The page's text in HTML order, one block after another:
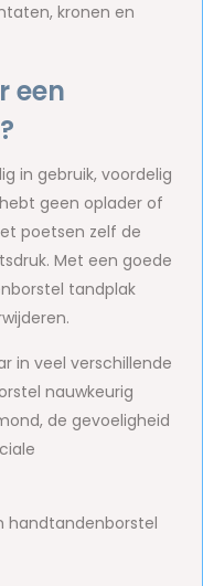
kronen en
een
in gebruik, voordelig
geen oplader of
poetsen zelf de
Met een goede
tandplak
in veel verschillende
nauwkeurig
de gevoeligheid
handtandenborstel